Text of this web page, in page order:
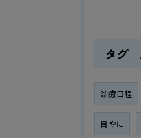
タグ
診療日程
目やに